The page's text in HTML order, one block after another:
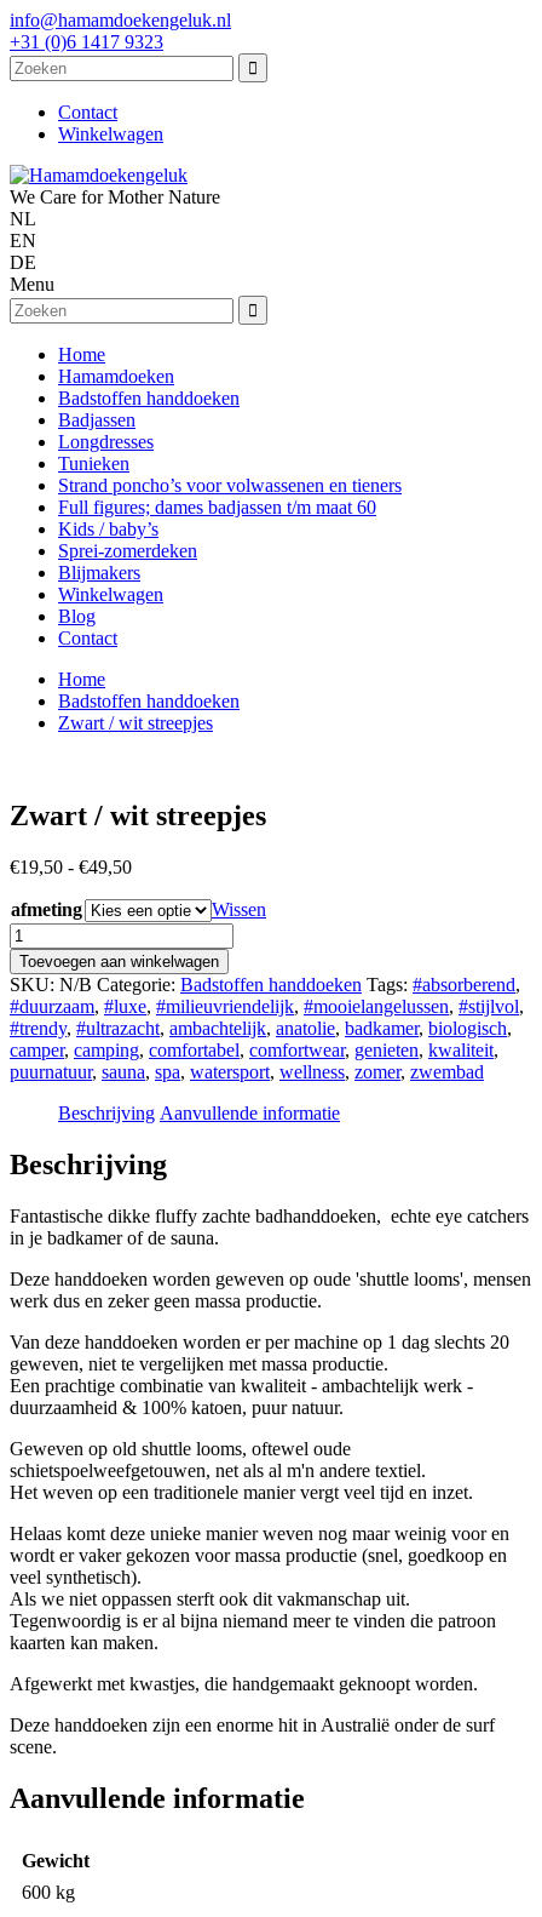
info@hamamdoekengeluk.nl
+31 (0)6 1417 9323
Contact
Winkelwagen
We Care for Mother Nature
NL
EN
DE
Menu
Home
Hamamdoeken
Badstoffen handdoeken
Badjassen
Longdresses
Tunieken
Strand poncho’s voor volwassenen en tieners
Full figures; dames badjassen t/m maat 60
Kids / baby’s
Sprei-zomerdeken
Blijmakers
Winkelwagen
Blog
Contact
Home
Badstoffen handdoeken
Zwart / wit streepjes
Zwart / wit streepjes
€19,50 - €49,50Prijsklasse:
tot
€49,50
afmeting
Wissen
Zwart
/
wit
streepjes
aantal
Toevoegen aan winkelwagen
SKU: N/B Categorie: Badstoffen handdoeken Tags: #absorberend,
#duurzaam, #luxe, #milieuvriendelijk, #mooielangelussen, #stijlvol,
#trendy, #ultrazacht, ambachtelijk, anatolie, badkamer, biologisch,
camper, camping, comfortabel, comfortwear, genieten, kwaliteit,
puurnatuur, sauna, spa, watersport, wellness, zomer, zwembad
Beschrijving Aanvullende informatie
Beschrijving
Fantastische dikke fluffy zachte badhanddoeken, echte eye catchers
in je badkamer of de sauna.
Deze handdoeken worden geweven op oude 'shuttle looms', mensen
werk dus en zeker geen massa productie.
Van deze handdoeken worden er per machine op 1 dag slechts 20
geweven, niet te vergelijken met massa productie.
Een prachtige combinatie van kwaliteit - ambachtelijk werk -
duurzaamheid & 100% katoen, puur natuur.
Geweven op old shuttle looms, oftewel oude
schietspoelweefgetouwen, net als al m'n andere textiel.
Het weven op een traditionele manier vergt veel tijd en inzet.
Helaas komt deze unieke manier weven nog maar weinig voor en
wordt er vaker gekozen voor massa productie (snel, goedkoop en
veel synthetisch).
Als we niet oppassen sterft ook dit vakmanschap uit.
Tegenwoordig is er al bijna niemand meer te vinden die patroon
kaarten kan maken.
Afgewerkt met kwastjes, die handgemaakt geknoopt worden.
Deze handdoeken zijn een enorme hit in Australië onder de surf
scene.
Aanvullende informatie
Gewicht
600 kg